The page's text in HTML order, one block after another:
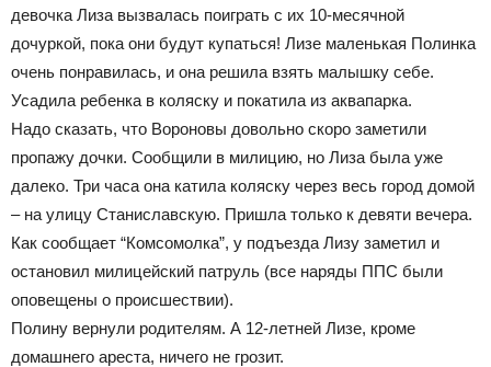
девочка Лиза вызвалась поиграть с их 10-месячной
дочуркой, пока они будут купаться! Лизе маленькая Полинка
очень понравилась, и она решила взять малышку себе.
Усадила ребенка в коляску и покатила из аквапарка.
Надо сказать, что Вороновы довольно скоро заметили
пропажу дочки. Сообщили в милицию, но Лиза была уже
далеко. Три часа она катила коляску через весь город домой
– на улицу Станиславскую. Пришла только к девяти вечера.
Как сообщает “Комсомолка”, у подъезда Лизу заметил и
остановил милицейский патруль (все наряды ППС были
оповещены о происшествии).
Полину вернули родителям. А 12-летней Лизе, кроме
домашнего ареста, ничего не грозит.